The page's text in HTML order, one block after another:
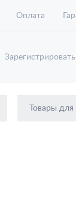
Оплата
Товары для